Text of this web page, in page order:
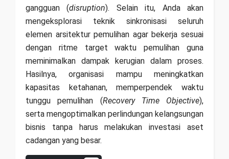
gangguan (disruption). Selain itu, Anda akan
mengeksplorasi teknik sinkronisasi seluruh
elemen arsitektur pemulihan agar bekerja sesuai
dengan ritme target waktu pemulihan guna
meminimalkan dampak kerugian dalam proses.
Hasilnya, organisasi mampu meningkatkan
kapasitas ketahanan, memperpendek waktu
tunggu pemulihan (Recovery Time Objective),
serta mengoptimalkan perlindungan kelangsungan
bisnis tanpa harus melakukan investasi aset
cadangan yang besar.